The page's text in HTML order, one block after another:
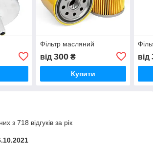
Фільтр масляний
від 300₴
Купити
від
з 718 відгуків за рік